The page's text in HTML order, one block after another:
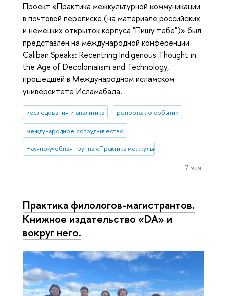
Проект «Практика межкультурной коммуникации
в почтовой переписке (на материале российских
и немецких открыток корпуса "Пишу тебе")» был
представлен на международной конференции
Caliban Speaks: Recentring Indigenous Thought in
the Age of Decolonialism and Technology,
прошедшей в Международном исламском
университете Исламабада.
исследования и аналитика репортаж о событии
международное сотрудничество
Научно-учебная группа «Практика межкультурной коммуникации
7 мая
Практика филологов-магистрантов.
Книжное издательство «DA» и
вокруг него.